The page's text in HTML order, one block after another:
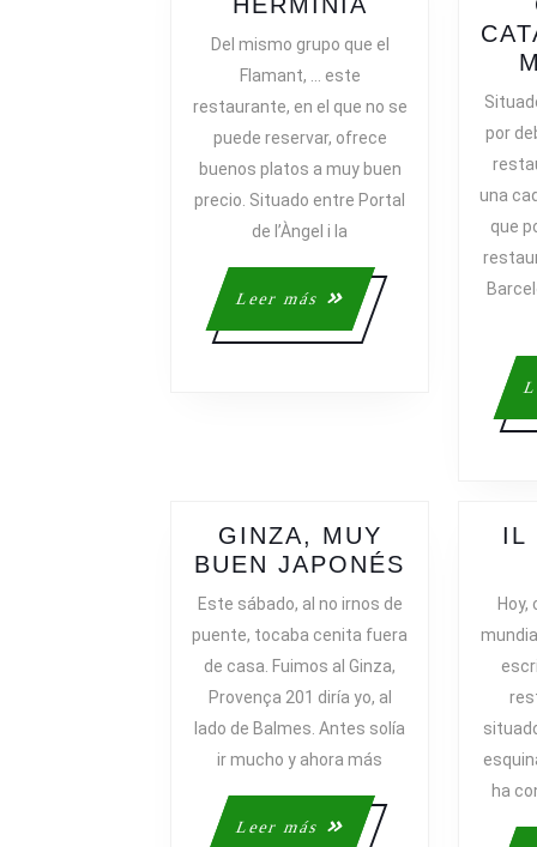
DOLÇA
Del mismo grupo que el
Flamant, … este
restaurante, en el que no se
puede reservar, ofrece
buenos platos a muy buen
precio. Situado entre Portal
de l’Àngel i la
Leer más
Leer
más
por
una
que
GINZA, MUY
BUEN JAPONÉS
JAPONÉS
Este sábado, al no irnos de
puente, tocaba cenita fuera
de casa. Fuimos al Ginza,
Provença 201 diría yo, al
lado de Balmes. Antes solía
ir mucho y ahora más
Leer más
Leer
IL
ha